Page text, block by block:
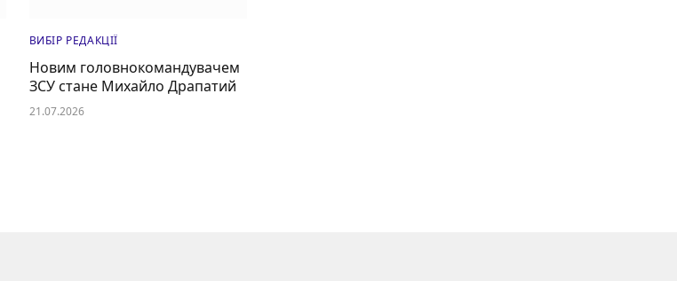
ВИБІР РЕДАКЦІЇ
Новим головнокомандувачем
ЗСУ стане Михайло Драпатий
21.07.2026